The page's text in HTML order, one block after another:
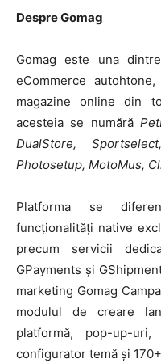
HOMEPAGE
NEWS
E-COMMERCE
EVENIMENTE
Despre Gomag
Gomag este una
eCommerce
magazine online din
acesteia se numără
DualStore,
Photosetup, MotoMus,
Platforma se
funcționalități native
precum servicii
GPayments și
marketing Gomag
modulul de creare
platformă, pop-up-uri,
configurator temă și